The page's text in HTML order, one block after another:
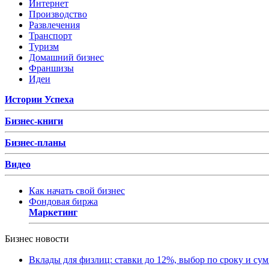
Интернет
Производство
Развлечения
Транспорт
Туризм
Домашний бизнес
Франшизы
Идеи
Истории Успеха
Бизнес-книги
Бизнес-планы
Видео
Как начать свой бизнес
Фондовая биржа
Маркетинг
Бизнес новости
Вклады для физлиц: ставки до 12%, выбор по сроку и